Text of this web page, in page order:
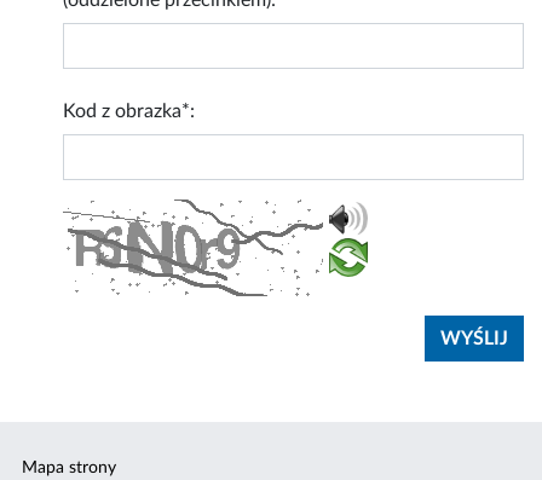
Kod z obrazka*:
Mapa strony